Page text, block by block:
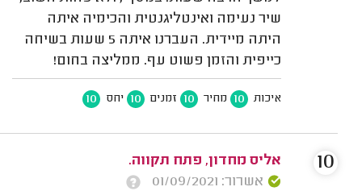
שיר נעימה ואינטליגנטית והכימיה איתה
היתה מיידית. העברנו איתה 5 שעות בשיחה
כייפית והזמן פשוט עף. ממליצה בחום!
איכות 10 מחיר 10 זמנים 10 יחס 10
אליס מחדון, פתח תקווה.
אשרור: 01/09/2021
10